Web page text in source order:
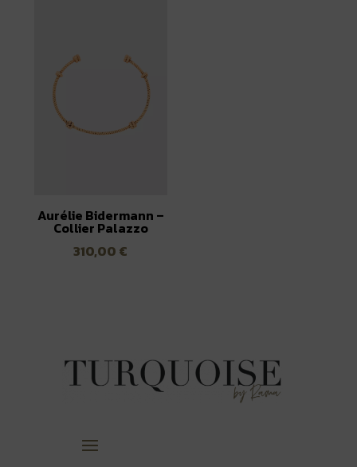
Aurélie Bidermann –
Collier Palazzo
310,00 €